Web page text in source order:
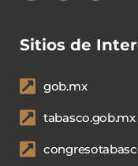
Sitios de
gob.mx
tabasco.gob.mx